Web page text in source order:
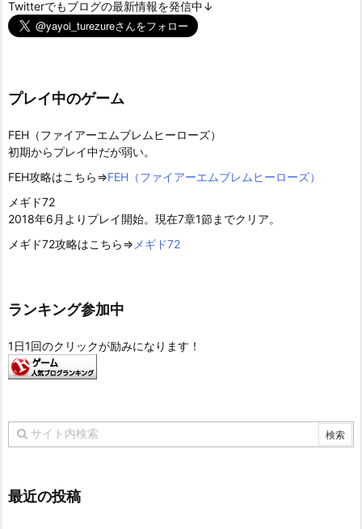
Twitterでもブログの最新情報を発信中↓
プレイ中のゲーム
FEH（ファイアーエムブレムヒーローズ）
初期からプレイ中だが弱い。
FEH攻略はこちら⇒FEH（ファイアーエムブレムヒーローズ）
メギド72
2018年6月よりプレイ開始。現在7章1節までクリア。
メギド72攻略はこちら⇒ メギド72
ランキング参加中
1日1回のクリックが励みになります！
最近の投稿